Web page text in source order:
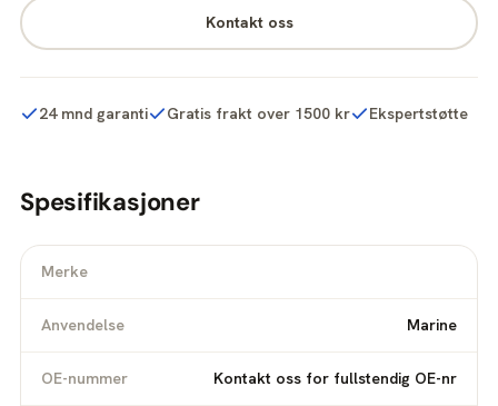
Kontakt oss
24 mnd garanti Gratis frakt over 1500 kr Ekspertstøtte
Spesifikasjoner
Merke
Anvendelse Marine
OE-nummer Kontakt oss for fullstendig OE-nr